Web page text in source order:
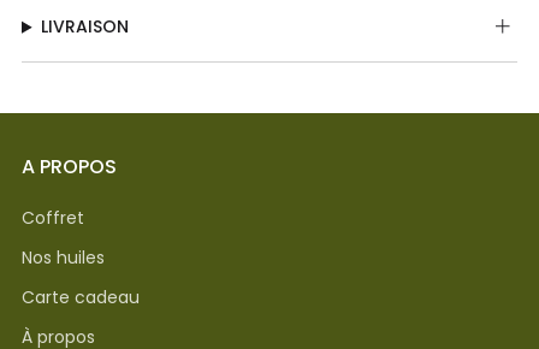
LIVRAISON
A PROPOS
Coffret
Nos huiles
Carte cadeau
À propos